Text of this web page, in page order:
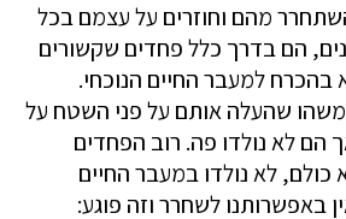
מהם וחוזרים על עצמם בכל
הם בדרך כלל פחדים שקשורים
בהכרח למעבר החיים הנוכחי.
שהעלה אותם על פני השטח על
הם לא נולדו פה. רוב הפחדים
כולם, לא נולדו במעבר החיים
באפשרותנו לשחרר וזה פוגע: